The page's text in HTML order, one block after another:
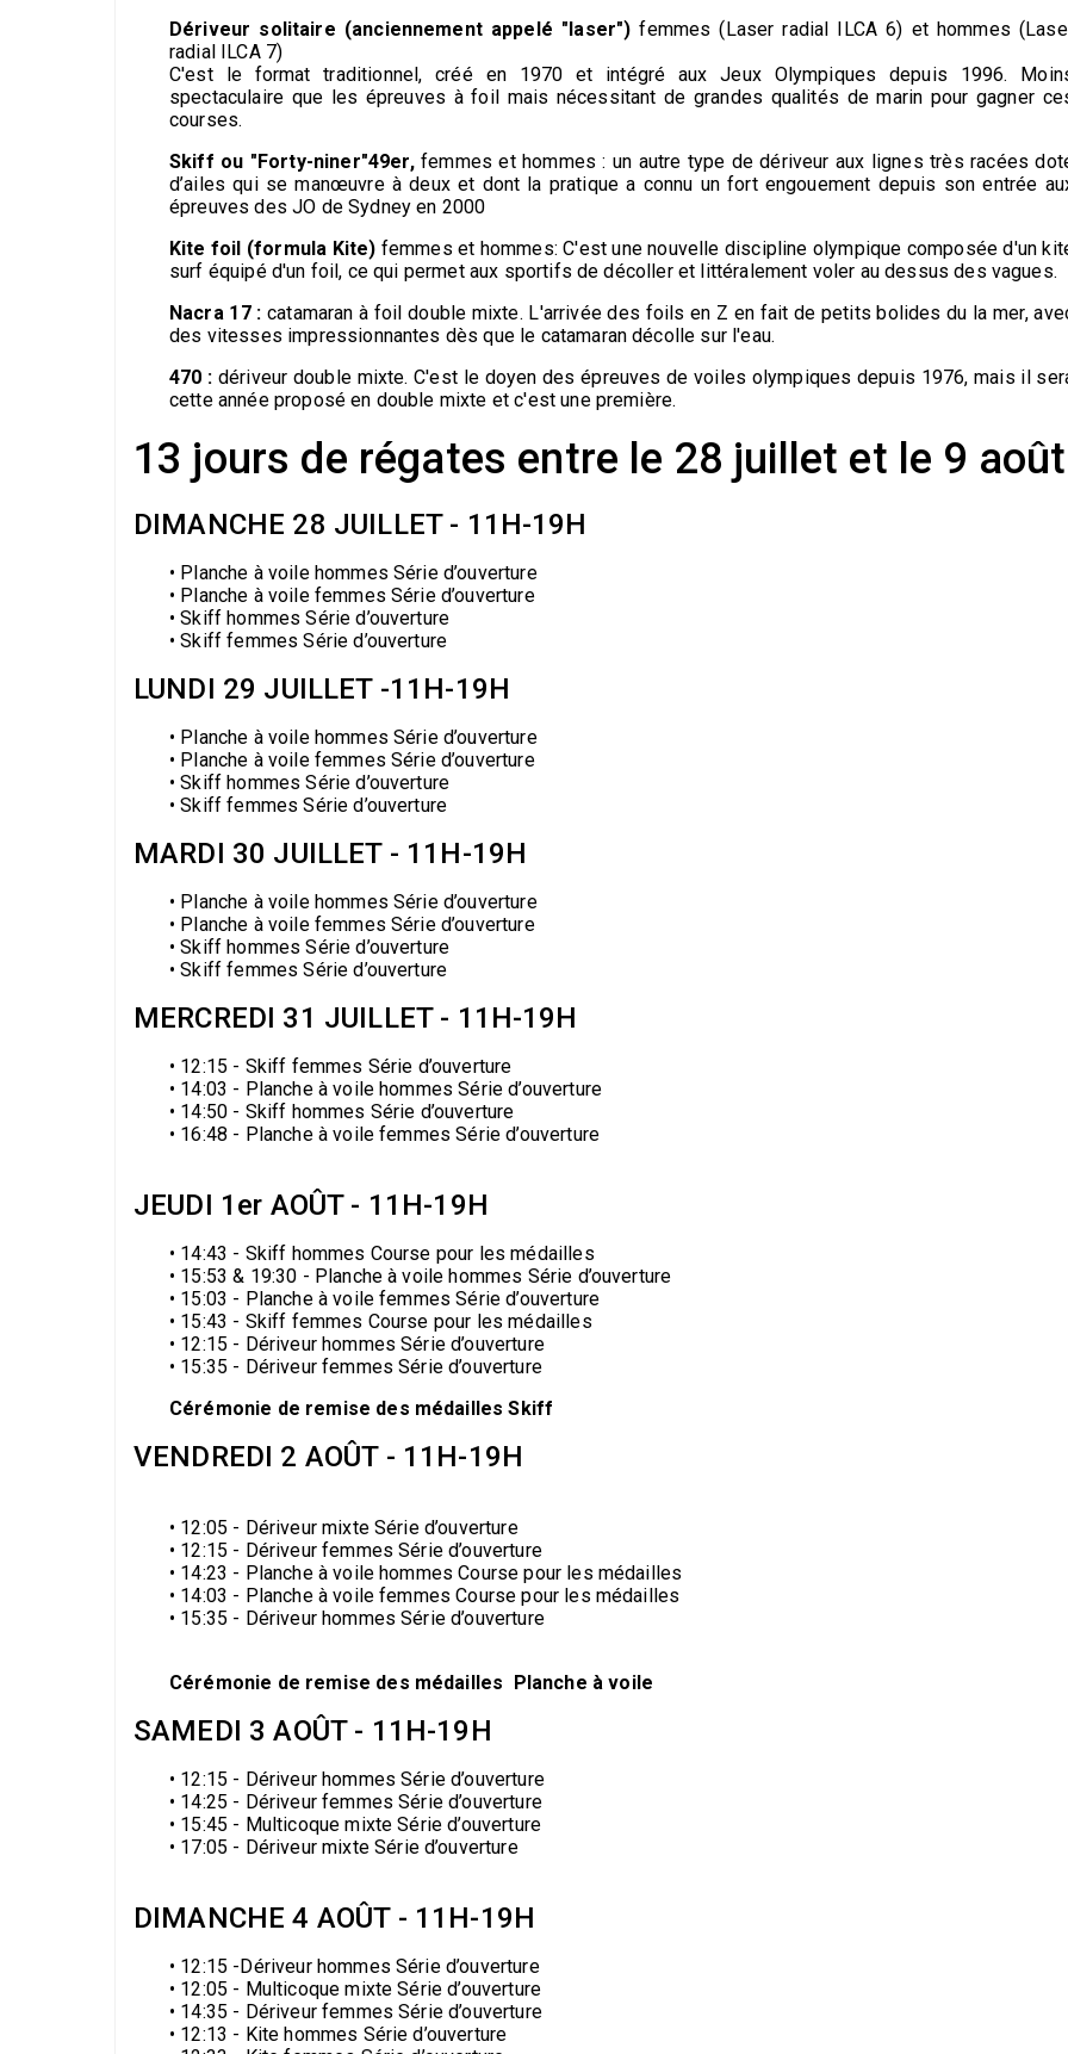
Dériveur solitaire (anciennement appelé "laser") femmes (Laser radial ILCA 6) et hommes
radial ILCA 7)
C'est le format traditionnel, créé en 1970 et intégré aux Jeux Olympiques depuis 1996.
spectaculaire que les épreuves à foil mais nécessitant de grandes qualités de marin pour gagner
courses.
Skiff ou "Forty-niner"49er,femmes et hommes : un autre type de dériveur aux lignes très racées
d’ailes qui se manœuvre à deux et dont la pratique a connu un fort engouement depuis son entrée
épreuves des JO de Sydney en 2000
Kite foil (formula Kite) femmes et hommes: C'est une nouvelle discipline olympique composée d'un
surf équipé d'un foil, ce qui permet aux sportifs de décoller et littéralement voler au dessus des vagues.
Nacra 17 : catamaran à foil double mixte. L'arrivée des foils en Z en fait de petits bolides du la mer,
des vitesses impressionnantes dès que le catamaran décolle sur l'eau.
470 : dériveur double mixte. C'est le doyen des épreuves de voiles olympiques depuis 1976, mais il
cette année proposé en double mixte et c'est une première.
13 jours de régates entre le 28 juillet et le 9 août
DIMANCHE 28 JUILLET - 11H-19H
• Planche à voile hommes Série d’ouverture
• Planche à voile femmes Série d’ouverture
• Skiff hommes Série d’ouverture
• Skiff femmes Série d’ouverture
LUNDI 29 JUILLET -11H-19H
• Planche à voile hommes Série d’ouverture
• Planche à voile femmes Série d’ouverture
• Skiff hommes Série d’ouverture
• Skiff femmes Série d’ouverture
MARDI 30 JUILLET - 11H-19H
• Planche à voile hommes Série d’ouverture
• Planche à voile femmes Série d’ouverture
• Skiff hommes Série d’ouverture
• Skiff femmes Série d’ouverture
MERCREDI 31 JUILLET - 11H-19H
• 12:15 - Skiff femmes Série d’ouverture
• 14:03 - Planche à voile hommes Série d’ouverture
• 14:50 - Skiff hommes Série d’ouverture
• 16:48 - Planche à voile femmes Série d’ouverture
JEUDI 1er AOÛT - 11H-19H
• 14:43 - Skiff hommes Course pour les médailles
• 15:53 & 19:30 - Planche à voile hommes Série d’ouverture
• 15:03 - Planche à voile femmes Série d’ouverture
• 15:43 - Skiff femmes Course pour les médailles
• 12:15 - Dériveur hommes Série d’ouverture
• 15:35 - Dériveur femmes Série d’ouverture
Cérémonie de remise des médailles Skiff
VENDREDI 2 AOÛT - 11H-19H
• 12:05 - Dériveur mixte Série d’ouverture
• 12:15 - Dériveur femmes Série d’ouverture
• 14:23 - Planche à voile hommes Course pour les médailles
• 14:03 - Planche à voile femmes Course pour les médailles
• 15:35 - Dériveur hommes Série d’ouverture
Cérémonie de remise des médailles Planche à voile
SAMEDI 3 AOÛT - 11H-19H
• 12:15 - Dériveur hommes Série d’ouverture
• 14:25 - Dériveur femmes Série d’ouverture
• 15:45 - Multicoque mixte Série d’ouverture
• 17:05 - Dériveur mixte Série d’ouverture
DIMANCHE 4 AOÛT - 11H-19H
• 12:15 -Dériveur hommes Série d’ouverture
• 12:05 - Multicoque mixte Série d’ouverture
• 14:35 - Dériveur femmes Série d’ouverture
• 12:13 - Kite hommes Série d’ouverture